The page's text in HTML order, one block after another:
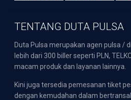
TENTANG DUTA PULSA
Duta Pulsa merupakan agen pulsa /
lebih dari 300 biller seperti PLN,
macam produk dan layanan lainnya.
Kini juga tersedia pemesanan tiket
dengan kemudahan dalam